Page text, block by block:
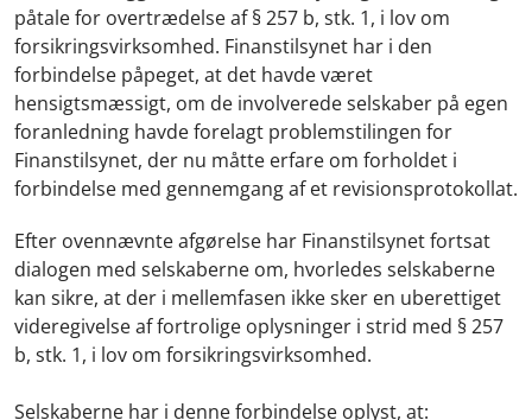
påtale for overtrædelse af § 257 b, stk. 1, i lov om
forsikringsvirksomhed. Finanstilsynet har i den
forbindelse påpeget, at det havde været
hensigtsmæssigt, om de involverede selskaber på egen
foranledning havde forelagt problemstilingen for
Finanstilsynet, der nu måtte erfare om forholdet i
forbindelse med gennemgang af et revisionsprotokollat.
Efter ovennævnte afgørelse har Finanstilsynet fortsat
dialogen med selskaberne om, hvorledes selskaberne
kan sikre, at der i mellemfasen ikke sker en uberettiget
videregivelse af fortrolige oplysninger i strid med § 257
b, stk. 1, i lov om forsikringsvirksomhed.
Selskaberne har i denne forbindelse oplyst, at: